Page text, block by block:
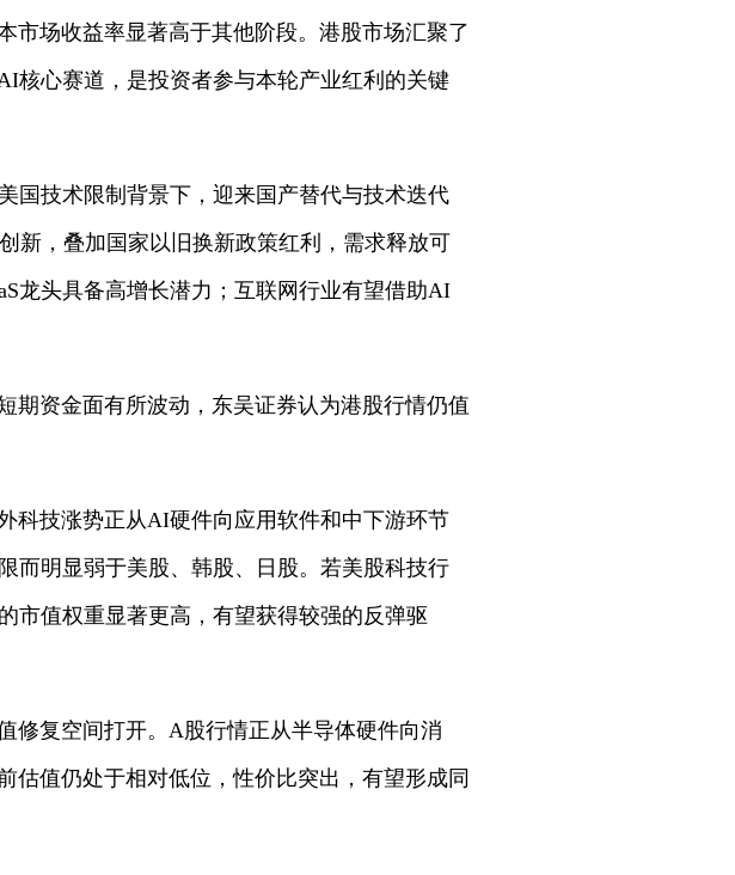
市场收益率显著高于其他阶段。港股市场汇聚了
核心赛道，是投资者参与本轮产业红利的关键
国技术限制背景下，迎来国产替代与技术迭代
新，叠加国家以旧换新政策红利，需求释放可
龙头具备高增长潜力；互联网行业有望借助AI
期资金面有所波动，东吴证券认为港股行情仍值
科技涨势正从AI硬件向应用软件和中下游环节
而明显弱于美股、韩股、日股。若美股科技行
市值权重显著更高，有望获得较强的反弹驱
修复空间打开。A股行情正从半导体硬件向消
估值仍处于相对低位，性价比突出，有望形成同